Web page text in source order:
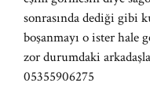
sonrasında dediği gibi
boşanmayı o ister hale
zor durumdaki
05355906275